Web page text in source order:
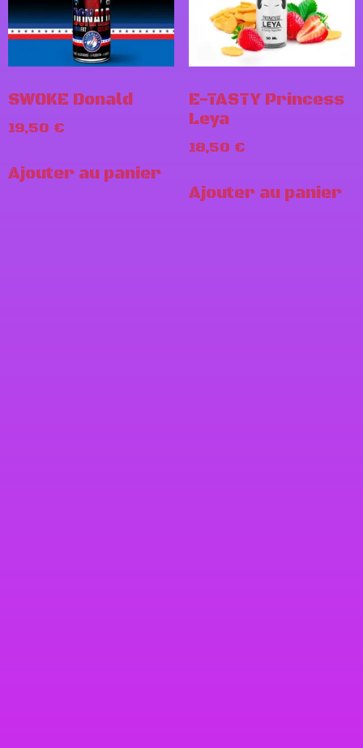
SWOKE Donald
19,50 €
Ajouter au panier
E-TASTY Princess
Leya
18,50 €
Ajouter au panier